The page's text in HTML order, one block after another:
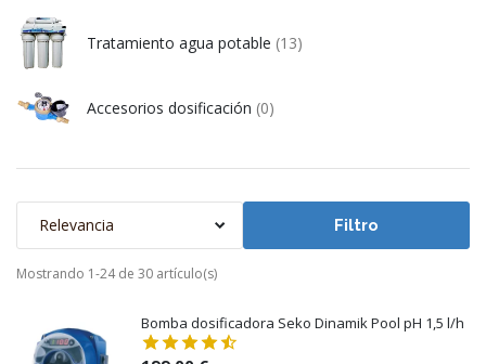
Tratamiento agua potable (13)
Accesorios dosificación (0)
Relevancia Filtro
Mostrando 1-24 de 30 artículo(s)
Bomba dosificadora Seko Dinamik Pool pH 1,5 l/h